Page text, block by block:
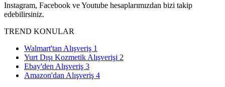
Instagram, Facebook ve Youtube hesaplarımızdan bizi takip
edebilirsiniz.
TREND KONULAR
Walmart'tan Alışveriş 1
Yurt Dışı Kozmetik Alışverişi 2
Ebay'den Alışveriş 3
Amazon'dan Alışveriş 4